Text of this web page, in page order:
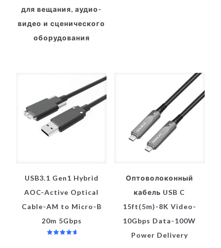
для вещания, аудио-
видео и сценического
оборудования
USB3.1 Gen1 Hybrid
AOC-Active Optical
Cable-AM to Micro-B
20m 5Gbps
Оптоволоконный
кабель USB C
15ft(5m)-8K Video-
10Gbps Data-100W
Power Delivery